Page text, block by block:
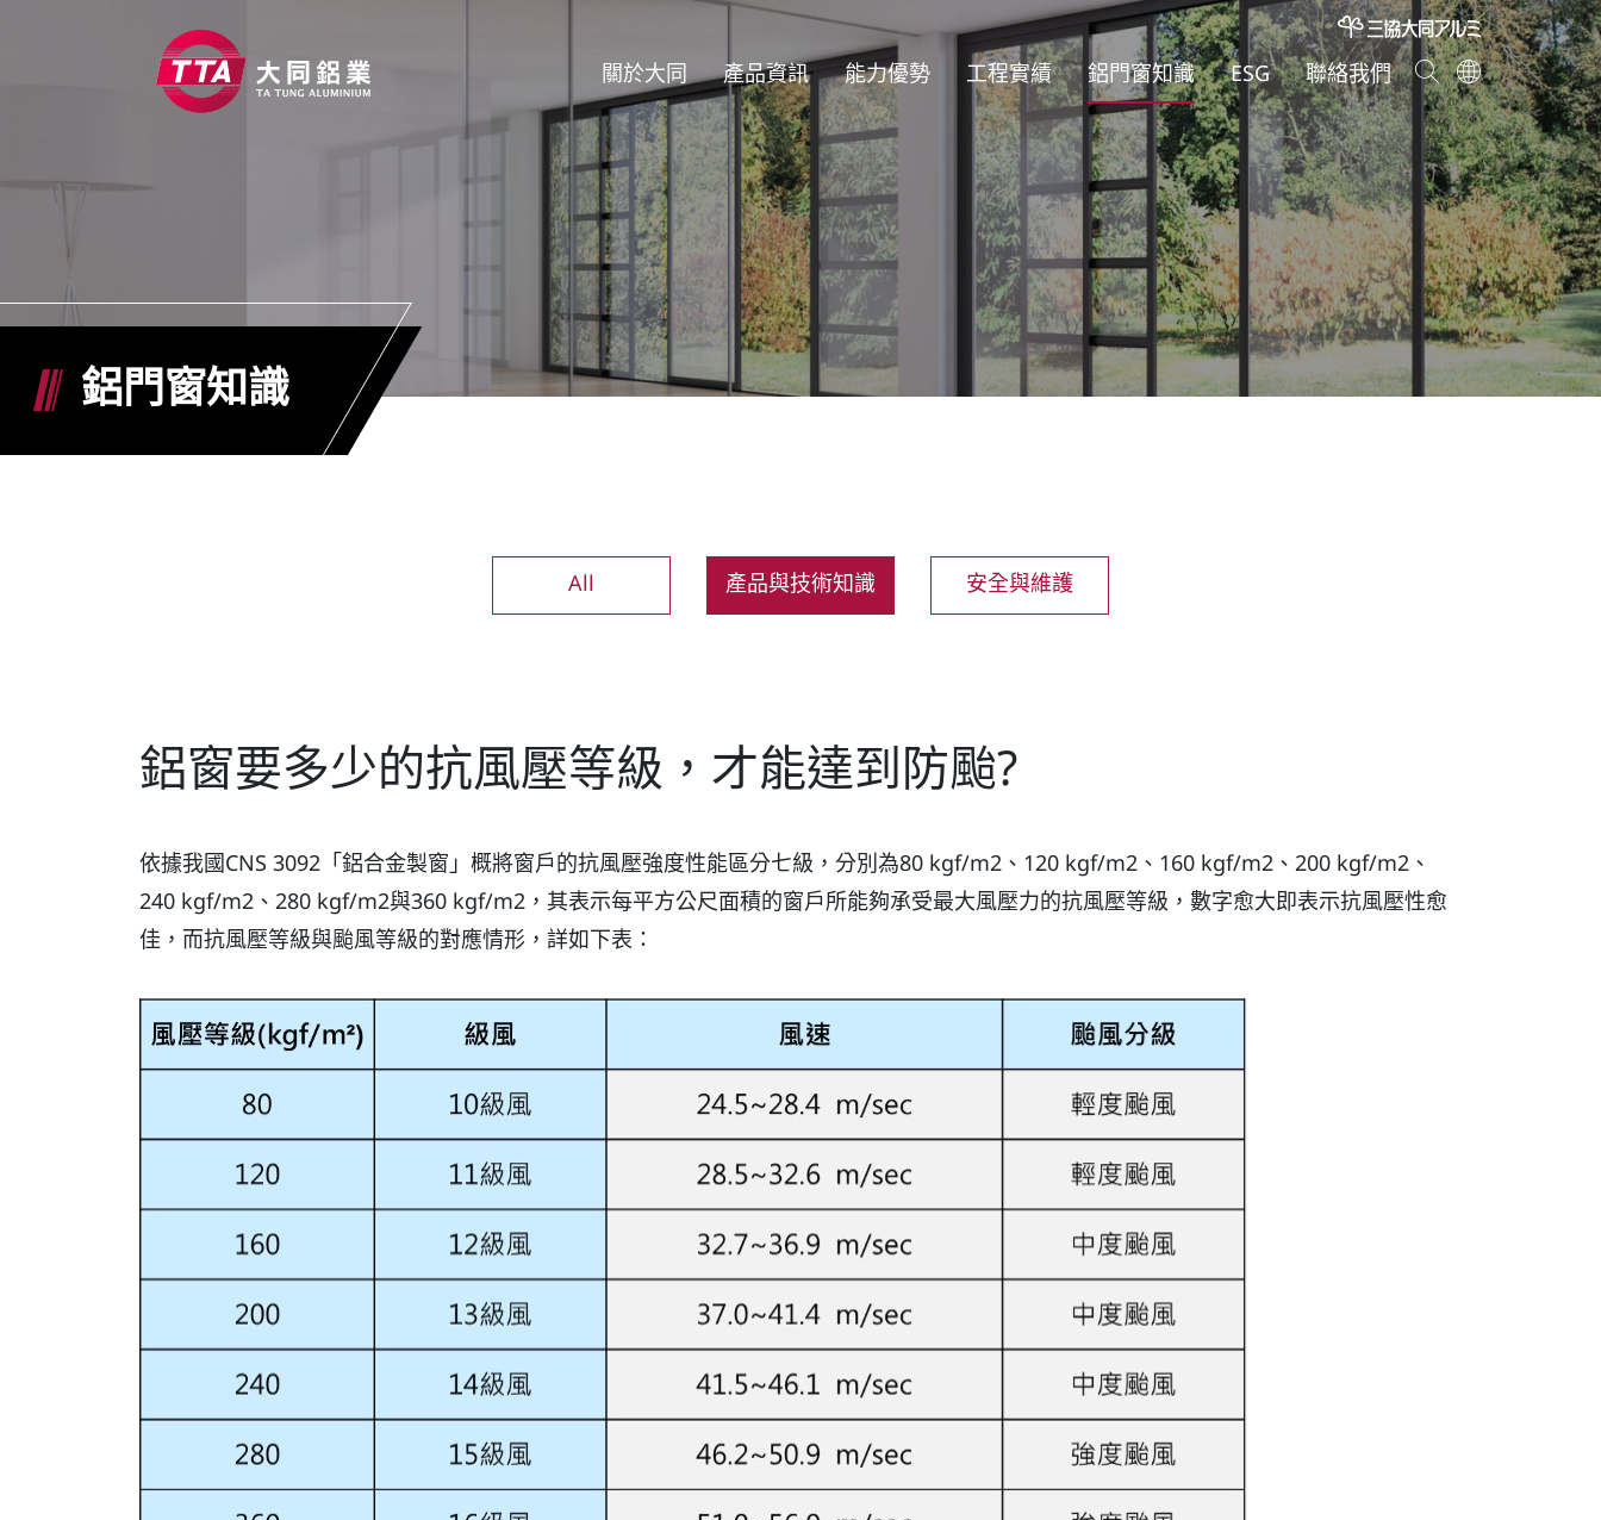
產品資訊
能力優勢
工程實績
關於大同 產品資訊 能力優勢 工程實績 鋁門窗知識 ESG 聯絡我們
鋁門窗知識
All 產品與技術知識 安全與維護
鋁窗要多少的抗風壓等級，才能達到防颱?
依據我國CNS 3092「鋁合金製窗」概將窗戶的抗風壓強度性能區分七級，分別為80 kgf/m2、120 kgf/m2、160 kgf/m2、200 kgf/m2、
240 kgf/m2、280 kgf/m2與360 kgf/m2，其表示每平方公尺面積的窗戶所能夠承受最大風壓力的抗風壓等級，數字愈大即表示抗風壓性愈
佳，而抗風壓等級與颱風等級的對應情形，詳如下表：